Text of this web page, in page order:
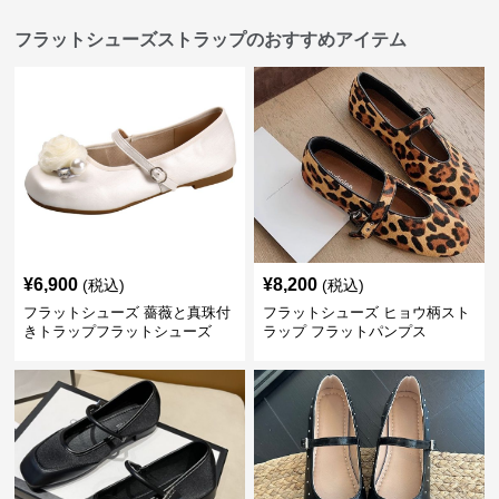
フラットシューズストラップのおすすめアイテム
¥6,900 (税込)
フラットシューズ 薔薇と真珠付
きトラップフラットシューズ
¥8,200 (税込)
フラットシューズ ヒョウ柄スト
ラップ フラットパンプス